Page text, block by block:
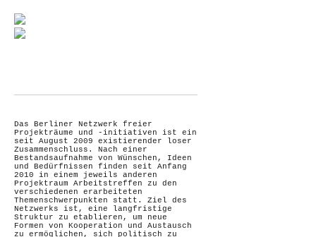
Das Berliner Netzwerk freier
Projekträume und -initiativen ist ein
seit August 2009 existierender loser
Zusammenschluss. Nach einer
Bestandsaufnahme von Wünschen, Ideen
und Bedürfnissen finden seit Anfang
2010 in einem jeweils anderen
Projektraum Arbeitstreffen zu den
verschiedenen erarbeiteten
Themenschwerpunkten statt. Ziel des
Netzwerks ist, eine langfristige
Struktur zu etablieren, um neue
Formen von Kooperation und Austausch
zu ermöglichen, sich politisch zu